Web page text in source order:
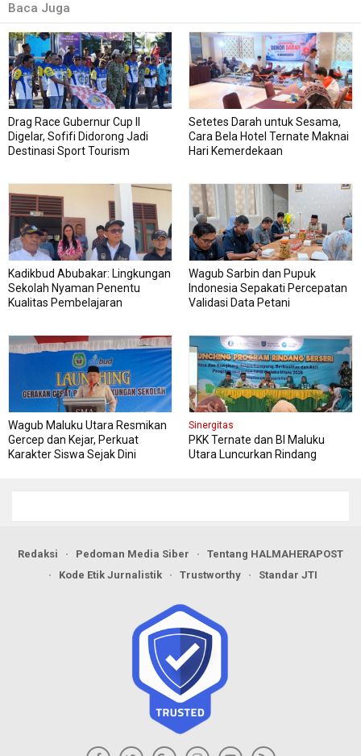
Baca Juga
Drag Race Gubernur Cup II
Digelar, Sofifi Didorong Jadi
Destinasi Sport Tourism
Setetes Darah untuk Sesama,
Cara Bela Hotel Ternate Maknai
Hari Kemerdekaan
Kadikbud Abubakar: Lingkungan
Sekolah Nyaman Penentu
Kualitas Pembelajaran
Wagub Sarbin dan Pupuk
Indonesia Sepakati Percepatan
Validasi Data Petani
Wagub Maluku Utara Resmikan
Gercep dan Kejar, Perkuat
Karakter Siswa Sejak Dini
Sinergitas
PKK Ternate dan BI Maluku
Utara Luncurkan Rindang
Redaksi Pedoman Media Siber
Tentang HALMAHERAPOST
Kode Etik Jurnalistik
Trustworthy Standar JTI